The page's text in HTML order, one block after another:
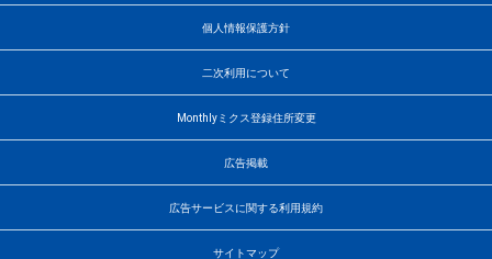
個人情報保護方針
二次利用について
Monthlyミクス登録住所変更
広告掲載
広告サービスに関する利用規約
サイトマップ